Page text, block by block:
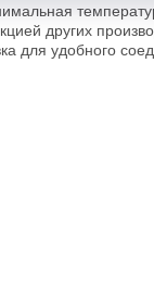
других
для удобного